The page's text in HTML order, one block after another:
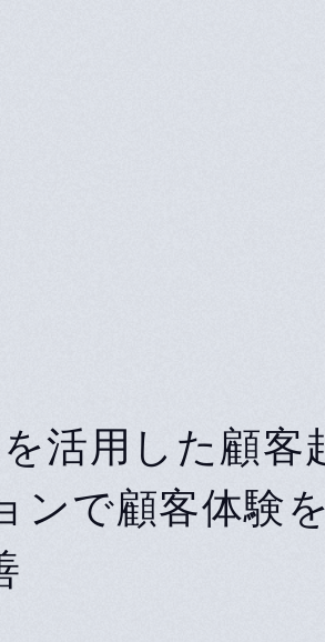
活用した顧客
ンで顧客体験